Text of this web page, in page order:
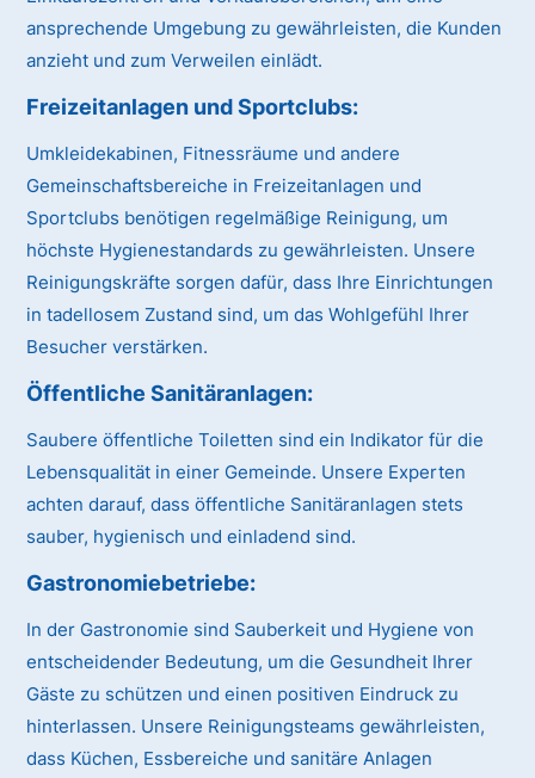
ansprechende Umgebung zu gewährleisten, die Kunden
anzieht und zum Verweilen einlädt.
Freizeitanlagen und Sportclubs:
Umkleidekabinen, Fitnessräume und andere
Gemeinschaftsbereiche in Freizeitanlagen und
Sportclubs benötigen regelmäßige Reinigung, um
höchste Hygienestandards zu gewährleisten. Unsere
Reinigungskräfte sorgen dafür, dass Ihre Einrichtungen
in tadellosem Zustand sind, um das Wohlgefühl Ihrer
Besucher verstärken.
Öffentliche Sanitäranlagen:
Saubere öffentliche Toiletten sind ein Indikator für die
Lebensqualität in einer Gemeinde. Unsere Experten
achten darauf, dass öffentliche Sanitäranlagen stets
sauber, hygienisch und einladend sind.
Gastronomiebetriebe:
In der Gastronomie sind Sauberkeit und Hygiene von
entscheidender Bedeutung, um die Gesundheit Ihrer
Gäste zu schützen und einen positiven Eindruck zu
hinterlassen. Unsere Reinigungsteams gewährleisten,
dass Küchen, Essbereiche und sanitäre Anlagen